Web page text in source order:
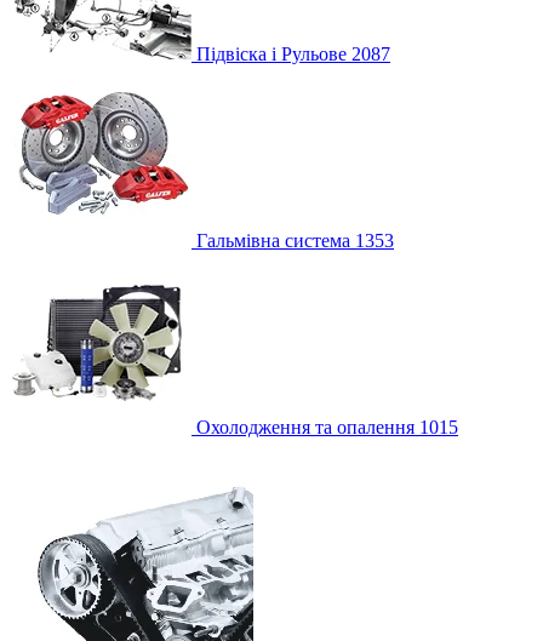
Підвіска і Рульове 2087
Гальмівна система 1353
Охолодження та опалення 1015